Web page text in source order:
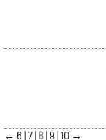
← 6 7 8 9 10 →